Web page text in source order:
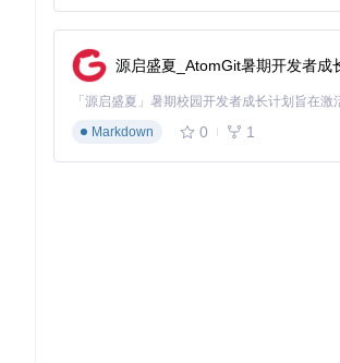
BeetleX 的生态系统虽专注于核心框架的
工具是常见需求。对于特定应用场景，开
本教程提供了一个入门级的概览，帮助
和最佳实践。
源启盛夏_AtomGit暑期开发者成
Markdown
0 1